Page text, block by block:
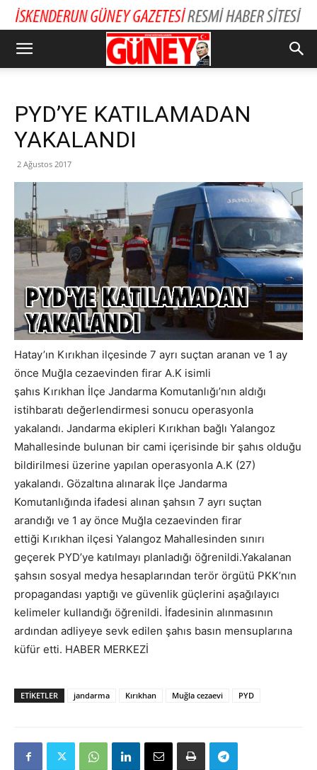
PYD’YE KATILAMADAN
YAKALANDI
2 Ağustos 2017
Hatay’ın Kırıkhan ilçesinde 7 ayrı suçtan aranan ve 1 ay
önce Muğla cezaevinden firar A.K isimli
şahıs Kırıkhan İlçe Jandarma Komutanlığı’nın aldığı
istihbaratı değerlendirmesi sonucu operasyonla
yakalandı. Jandarma ekipleri Kırıkhan bağlı Yalangoz
Mahallesinde bulunan bir cami içerisinde bir şahıs olduğu
bildirilmesi üzerine yapılan operasyonla A.K (27)
yakalandı. Gözaltına alınarak İlçe Jandarma
Komutanlığında ifadesi alınan şahsın 7 ayrı suçtan
arandığı ve 1 ay önce Muğla cezaevinden firar
ettiği Kırıkhan ilçesi Yalangoz Mahallesinden sınırı
geçerek PYD’ye katılmayı planladığı öğrenildi.Yakalanan
şahsın sosyal medya hesaplarından terör örgütü PKK’nın
propagandası yaptığı ve güvenlik güçlerini aşağılayıcı
kelimeler kullandığı öğrenildi. İfadesinin alınmasının
ardından adliyeye sevk edilen şahıs basın mensuplarına
küfür etti. HABER MERKEZİ
ETIKETLER jandarma Kırıkhan Muğla cezaevi PYD